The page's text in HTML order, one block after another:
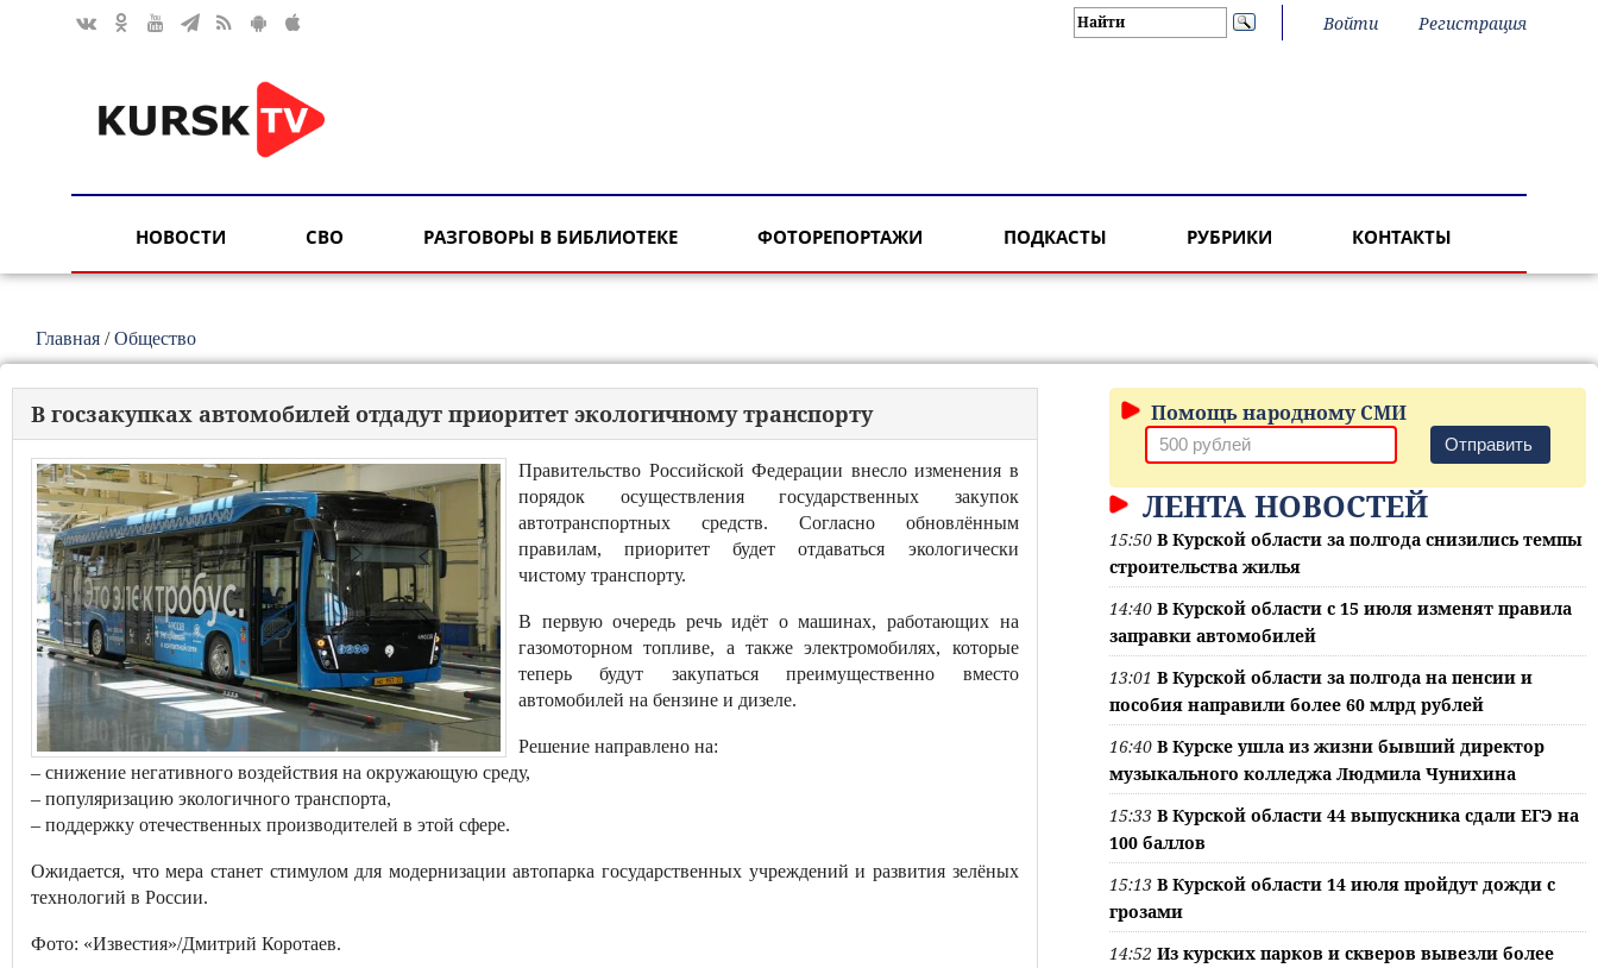
Войти Регистрация
НОВОСТИ СВО РАЗГОВОРЫ В БИБЛИОТЕКЕ ФОТОРЕПОРТАЖИ ПОДКАСТЫ РУБРИКИ КОНТАКТЫ
Главная /Общество
В госзакупках автомобилей отдадут приоритет экологичному транспорту
Правительство Российской Федерации внесло изменения в
порядок осуществления государственных закупок
автотранспортных средств. Согласно обновлённым
правилам, приоритет будет отдаваться экологически
чистому транспорту.
В первую очередь речь идёт о машинах, работающих на
газомоторном топливе, а также электромобилях, которые
теперь будут закупаться преимущественно вместо
автомобилей на бензине и дизеле.
Решение направлено на:
– снижение негативного воздействия на окружающую среду,
– популяризацию экологичного транспорта,
– поддержку отечественных производителей в этой сфере.
Ожидается, что мера станет стимулом для модернизации автопарка государственных учреждений и развития зелёных
технологий в России.
Фото: «Известия»/Дмитрий Коротаев.
Помощь народному СМИ
Отправить
ЛЕНТА НОВОСТЕЙ
15:50 В Курской области за полгода снизились темпы
строительства жилья
14:40 В Курской области с 15 июля изменят правила
заправки автомобилей
13:01 В Курской области за полгода на пенсии и
пособия направили более 60 млрд рублей
16:40 В Курске ушла из жизни бывший директор
музыкального колледжа Людмила Чунихина
15:33 В Курской области 44 выпускника сдали ЕГЭ на
100 баллов
15:13 В Курской области 14 июля пройдут дожди с
грозами
14:52 Из курских парков и скверов вывезли более